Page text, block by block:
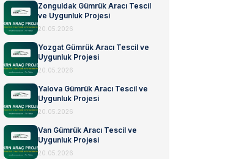
Zonguldak Gümrük Aracı Tescil
ve Uygunluk Projesi
20.05.2026
Yozgat Gümrük Aracı Tescil ve
Uygunluk Projesi
20.05.2026
Yalova Gümrük Aracı Tescil ve
Uygunluk Projesi
20.05.2026
Van Gümrük Aracı Tescil ve
Uygunluk Projesi
20.05.2026